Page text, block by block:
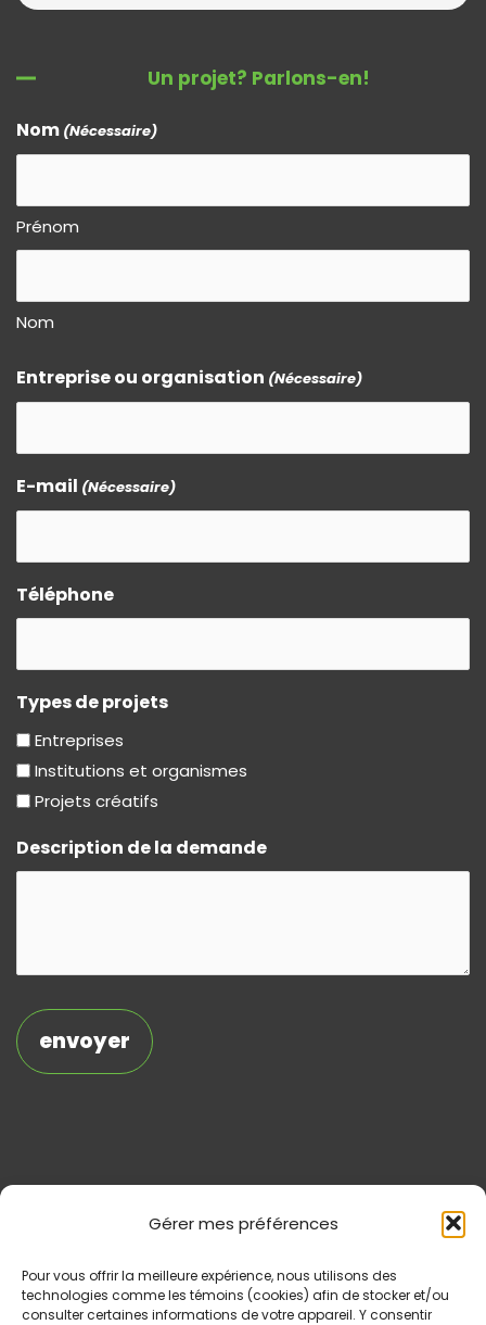
Gérer mes préférences
Pour vous offrir la meilleure expérience, nous utilisons des
technologies comme les témoins (cookies) afin de stocker et/ou
consulter certaines informations de votre appareil. Y consentir
Un projet? Parlons-en!
Nom (Nécessaire)
Prénom
Nom
Entreprise ou organisation (Nécessaire)
E-mail (Nécessaire)
Téléphone
Types de projets
Entreprises
Institutions et organismes
Projets créatifs
Description de la demande